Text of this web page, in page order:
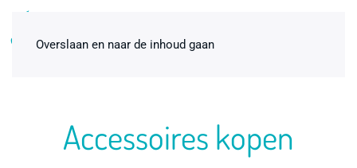
Overslaan en naar de inhoud gaan
Accessoires kopen